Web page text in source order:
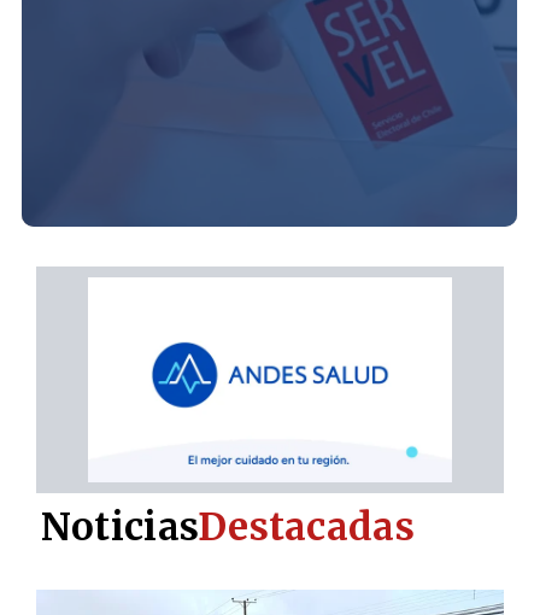
NoticiasDestacadas